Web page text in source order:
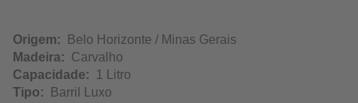
Origem: Belo Horizonte / Minas Gerais
Madeira: Carvalho
Capacidade: 1 Litro
Tipo: Barril Luxo